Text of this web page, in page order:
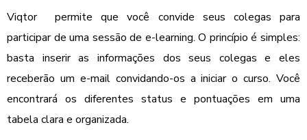
Viqtor®
permite que você convide seus colegas para
participar de uma sessão de e-learning. O princípio é simples:
basta inserir as informações dos seus colegas e eles
receberão um e-mail convidando-os a iniciar o curso. Você
encontrará os diferentes status e pontuações em uma
tabela clara e organizada.